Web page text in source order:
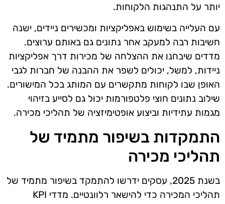
יותר על התנהגות הלקוחות.
עם העלייה בשימוש באפליקציות ומכשירים ניידים, ישנה
חשיבות רבה למעקב אחר נתונים גם באותם ערוצים.
מדדים שיבחנו את ההצלחה של מכירות דרך אפליקציות
ניידות, למשל, יכולים לשפר את ההבנה של חברות לגבי
האופן שבו לקוחות מתקשרים עם המותג בכל המישורים.
שילוב נתונים חוצי פלטפורמות יכול גם לסייע בזיהוי
מגמות עתידיות וביצוע אופטימיזציה של תהליכי מכירה.
התמקדות בשיפור מתמיד של
תהליכי מכירה
בשנת 2025, עסקים ידרשו להתמקד בשיפור מתמיד של
תהליכי המכירה כדי להישאר רלוונטיים. מדדי KPI